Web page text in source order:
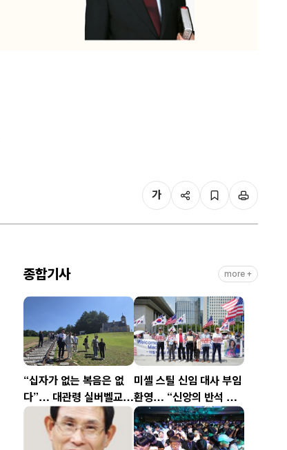
가
종합기사 more +
“십자가 없는 복음은 없
다”… 대관령 실버벨교회
김은호 목사 특별초청예
미셸 스틸 신임 대사 부임
환영… “신앙의 반석 위
에 한미동맹 새 도약 기
대”